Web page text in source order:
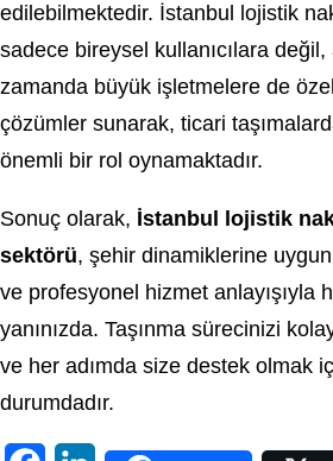
edilebilmektedir. İstanbul lojistik
sadece bireysel kullanıcılara değil,
zamanda büyük işletmelere de özel
çözümler sunarak, ticari
önemli bir rol oynamaktadır.
Sonuç olarak, İstanbul lojistik
sektörü, şehir dinamiklerine
ve profesyonel hizmet anlayışıyla
yanınızda. Taşınma sürecinizi
ve her adımda size destek olmak
durumdadır.